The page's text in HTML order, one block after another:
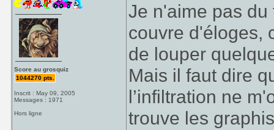
Score au grosquiz
1044270 pts.
Inscrit : May 09, 2005
Messages : 1971
Hors ligne
Je n'aime pas
couvre d'éloges,
de louper
Mais il faut dire
l’infiltration ne
trouve les